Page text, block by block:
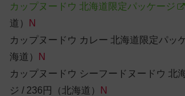
カップヌードウ 北海道限定パッケージ
道）
N
カップヌードウ カレー 北海道限定パッ
海道）
N
カップヌードウ シーフードヌードウ 北
ジ / 236円（北海道）
N